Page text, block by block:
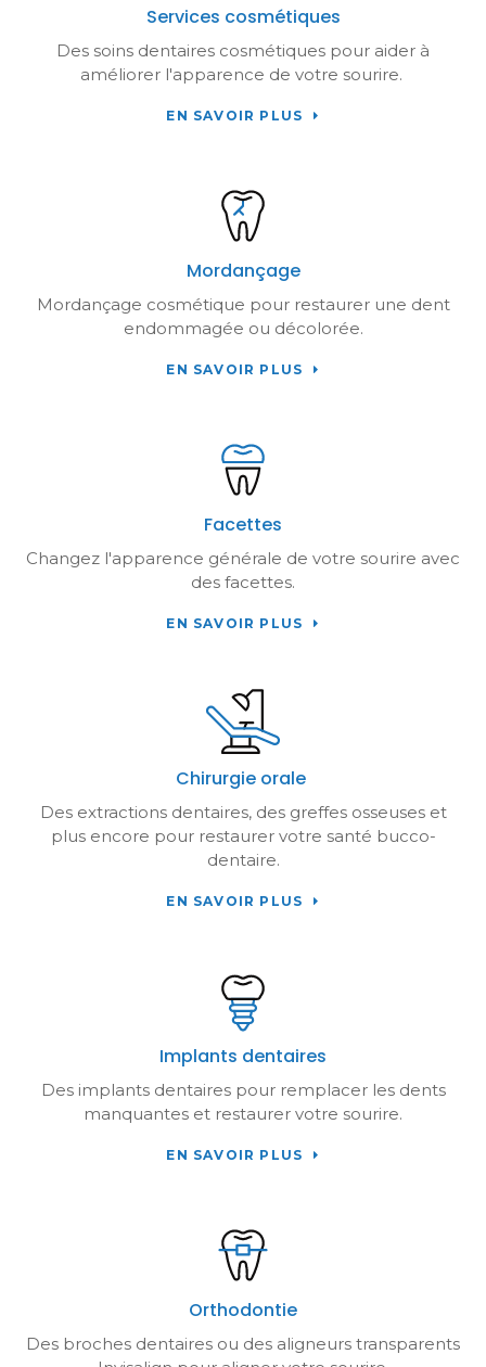
Services cosmétiques
Des soins dentaires cosmétiques pour aider à
améliorer l'apparence de votre sourire.
EN SAVOIR PLUS
Mordançage
Mordançage cosmétique pour restaurer une dent
endommagée ou décolorée.
EN SAVOIR PLUS
Facettes
Changez l'apparence générale de votre sourire avec
des facettes.
EN SAVOIR PLUS
Chirurgie orale
Des extractions dentaires, des greffes osseuses et
plus encore pour restaurer votre santé bucco-
dentaire.
EN SAVOIR PLUS
Implants dentaires
Des implants dentaires pour remplacer les dents
manquantes et restaurer votre sourire.
EN SAVOIR PLUS
Orthodontie
Des broches dentaires ou des aligneurs transparents